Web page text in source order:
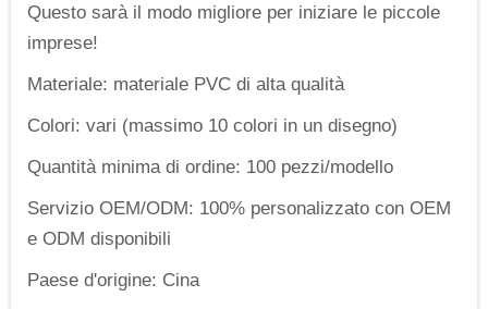
Questo sarà il modo migliore per iniziare le piccole
imprese!
Materiale: materiale PVC di alta qualità
Colori: vari (massimo 10 colori in un disegno)
Quantità minima di ordine: 100 pezzi/modello
Servizio OEM/ODM: 100% personalizzato con OEM
e ODM disponibili
Paese d'origine: Cina